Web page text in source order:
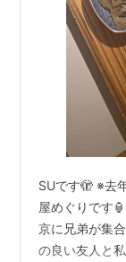
SUです🫣 ※去
屋めぐりです
京に兄弟が集
の良い友人と